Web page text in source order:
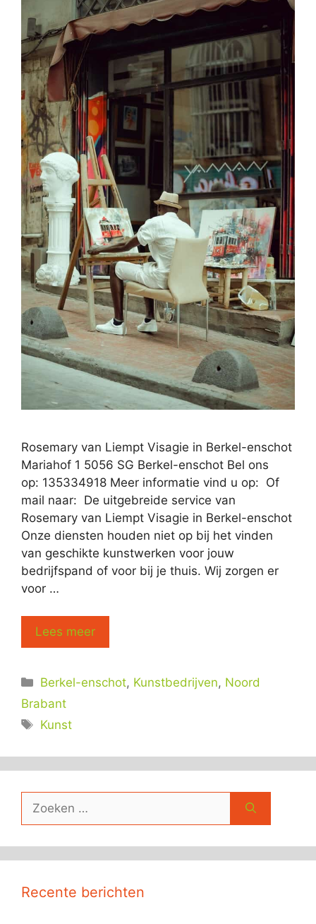
Rosemary van Liempt Visagie in Berkel-enschot
Mariahof 1 5056 SG Berkel-enschot Bel ons
op: 135334918 Meer informatie vind u op: Of
mail naar: De uitgebreide service van
Rosemary van Liempt Visagie in Berkel-enschot
Onze diensten houden niet op bij het vinden
van geschikte kunstwerken voor jouw
bedrijfspand of voor bij je thuis. Wij zorgen er
voor …
Lees meer
Categorieën
Berkel-enschot, Kunstbedrijven, Noord
Brabant
Tags
Kunst
naar:
Recente berichten